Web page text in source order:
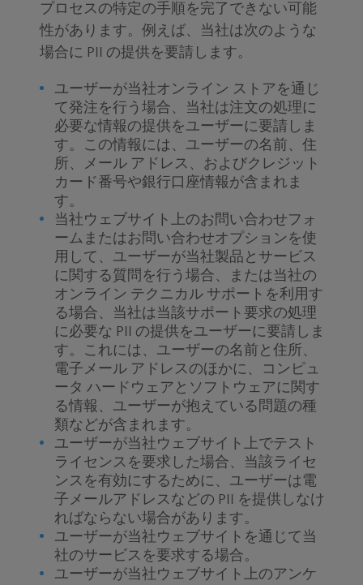
プロセスの特定の手順を完了できない可能
性があります。例えば、当社は次のような
場合に PII の提供を要請します。
ユーザーが当社オンライン ストアを通じ
て発注を行う場合、当社は注文の処理に
必要な情報の提供をユーザーに要請しま
す。この情報には、ユーザーの名前、住
所、メール アドレス、およびクレジット
カード番号や銀行口座情報が含まれま
す。
当社ウェブサイト上のお問い合わせフォ
ームまたはお問い合わせオプションを使
用して、ユーザーが当社製品とサービス
に関する質問を行う場合、または当社の
オンライン テクニカル サポートを利用す
る場合、当社は当該サポート要求の処理
に必要な PII の提供をユーザーに要請しま
す。これには、ユーザーの名前と住所、
電子メール アドレスのほかに、コンピュ
ータ ハードウェアとソフトウェアに関す
る情報、ユーザーが抱えている問題の種
類などが含まれます。
ユーザーが当社ウェブサイト上でテスト
ライセンスを要求した場合、当該ライセ
ンスを有効にするために、ユーザーは電
子メールアドレスなどの PII を提供しなけ
ればならない場合があります。
ユーザーが当社ウェブサイトを通じて当
社のサービスを要求する場合。
ユーザーが当社ウェブサイト上のアンケ